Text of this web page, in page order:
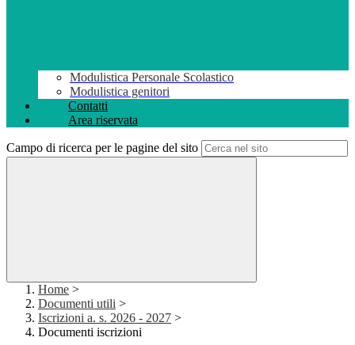
Modulistica Personale Scolastico
Modulistica genitori
Contatti
Area riservata
Campo di ricerca per le pagine del sito
Home >
Documenti utili >
Iscrizioni a. s. 2026 - 2027 >
Documenti iscrizioni